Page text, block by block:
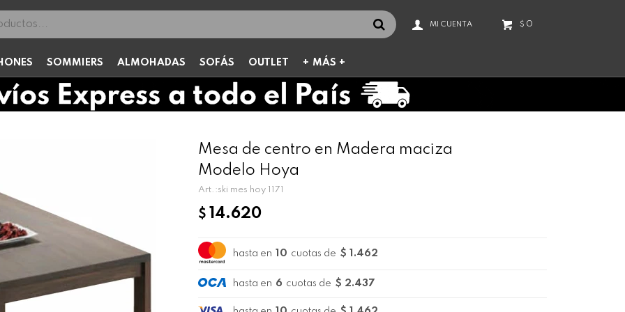
SOMMIERS ALMOHADAS SOFÁS OUTLET MÁS +
$ 0
Mesa de centro en Madera maciza
Modelo Hoya
ski mes hoy 1171
$ 14.620
hasta en 10 cuotas de $ 1.462
hasta en 6 cuotas de $ 2.437